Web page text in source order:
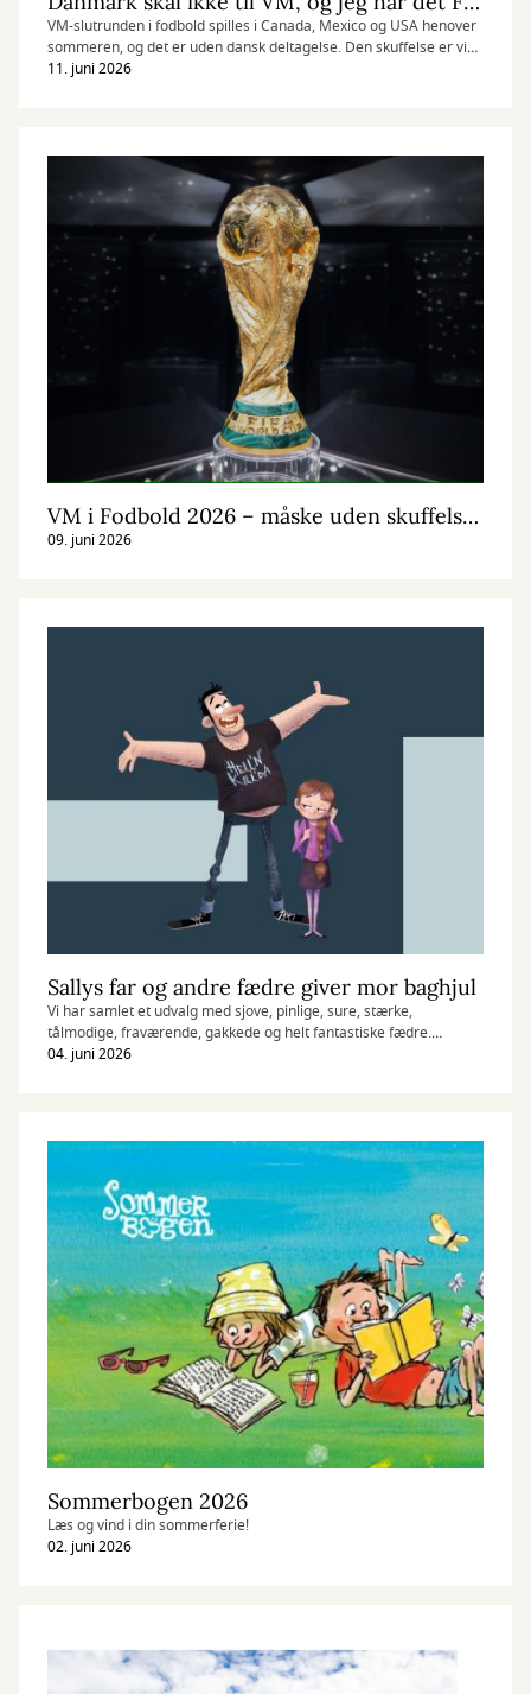
VM-slutrunden i fodbold spilles i Canada, Mexico og USA henover
sommeren, og det er uden dansk deltagelse. Den skuffelse er vi
selvfølgelig kommet os over.
11. juni 2026
VM i Fodbold 2026 – måske uden skuffelser?
09. juni 2026
Sallys far og andre fædre giver mor baghjul
Vi har samlet et udvalg med sjove, pinlige, sure, stærke,
tålmodige, fraværende, gakkede og helt fantastiske fædre.
04. juni 2026
Sommerbogen 2026
Læs og vind i din sommerferie!
02. juni 2026